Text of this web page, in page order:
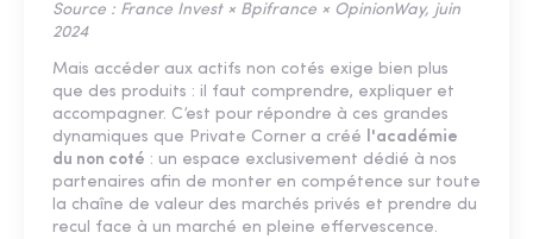
Source : France Invest × Bpifrance × OpinionWay, juin
2024
Mais accéder aux actifs non cotés exige bien plus
que des produits : il faut comprendre, expliquer et
accompagner. C’est pour répondre à ces grandes
dynamiques que Private Corner a créé l'académie
du non coté : un espace exclusivement dédié à nos
partenaires afin de monter en compétence sur toute
la chaîne de valeur des marchés privés et prendre du
recul face à un marché en pleine effervescence.